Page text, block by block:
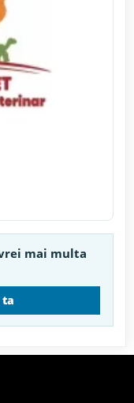
mai multa
ta